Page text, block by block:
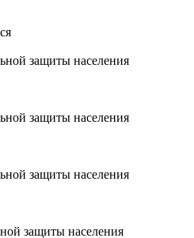
защиты населения
защиты населения
защиты населения
защиты населения